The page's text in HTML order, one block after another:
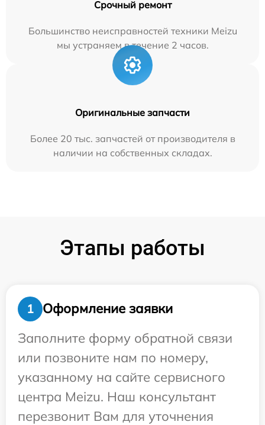
Срочный ремонт
Большинство неисправностей техники Meizu
мы устраняем в течение 2 часов.
Оригинальные запчасти
Более 20 тыс. запчастей от производителя в
наличии на собственных складах.
Этапы работы
1
Оформление заявки
Заполните форму обратной связи
или позвоните нам по номеру,
указанному на сайте сервисного
центра Meizu. Наш консультант
перезвонит Вам для уточнения